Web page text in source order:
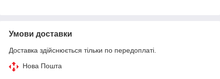
Умови доставки
Доставка здійснюється тільки по передоплаті.
Нова Пошта